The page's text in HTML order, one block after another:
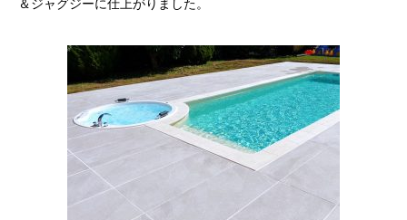
＆ジャグジーに仕上がりました。